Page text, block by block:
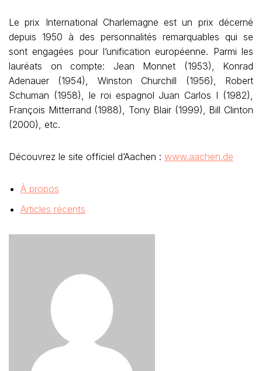
Le prix International Charlemagne est un prix décerné
depuis 1950 à des personnalités remarquables qui se
sont engagées pour l’unification européenne. Parmi les
lauréats on compte: Jean Monnet (1953), Konrad
Adenauer (1954), Winston Churchill (1956), Robert
Schuman (1958), le roi espagnol Juan Carlos I (1982),
François Mitterrand (1988), Tony Blair (1999), Bill Clinton
(2000), etc.
Découvrez le site officiel d’Aachen : www.aachen.de
À propos
Articles récents